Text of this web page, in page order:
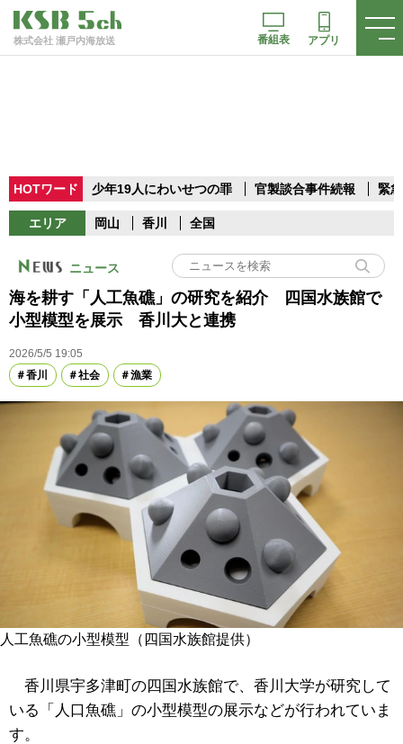
株式会社 瀬戸内海放送 番組表 アプリ
HOTワード 少年19人にわいせつの罪 官製談合事件続報 緊
エリア 岡山 香川 全国
ニュース
海を耕す「人工魚礁」の研究を紹介 四国水族館で
小型模型を展示 香川大と連携
2026/5/5 19:05
香川
社会 漁業
人工魚礁の小型模型（四国水族館提供）
香川県宇多津町の四国水族館で、香川大学が研究して
いる「人口魚礁」の小型模型の展示などが行われていま
す。